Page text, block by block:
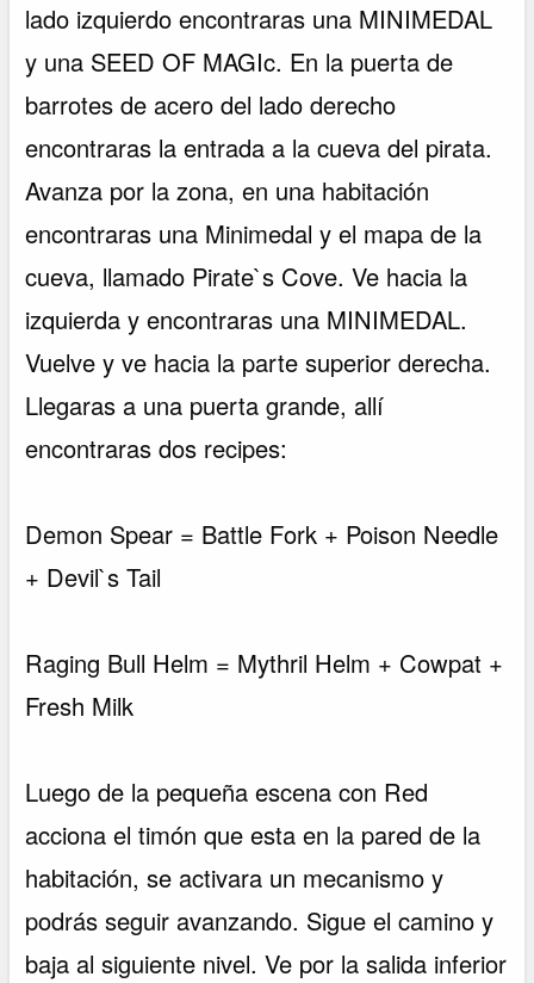
lado izquierdo encontraras una MINIMEDAL
y una SEED OF MAGIc. En la puerta de
barrotes de acero del lado derecho
encontraras la entrada a la cueva del pirata.
Avanza por la zona, en una habitación
encontraras una Minimedal y el mapa de la
cueva, llamado Pirate`s Cove. Ve hacia la
izquierda y encontraras una MINIMEDAL.
Vuelve y ve hacia la parte superior derecha.
Llegaras a una puerta grande, allí
encontraras dos recipes:
Demon Spear = Battle Fork + Poison Needle
+ Devil`s Tail
Raging Bull Helm = Mythril Helm + Cowpat +
Fresh Milk
Luego de la pequeña escena con Red
acciona el timón que esta en la pared de la
habitación, se activara un mecanismo y
podrás seguir avanzando. Sigue el camino y
baja al siguiente nivel. Ve por la salida inferior